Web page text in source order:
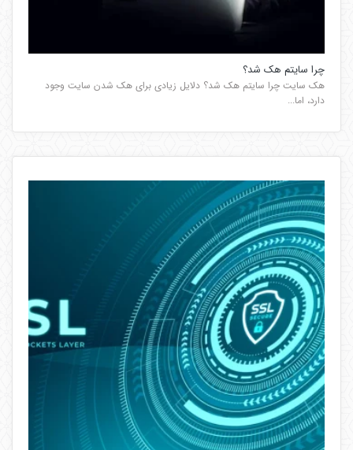
چرا سایتم هک شد؟
هک سایت چرا سایتم هک شد؟ دلایل زیادی برای هک شدن سایت وجود
دارد، اما...